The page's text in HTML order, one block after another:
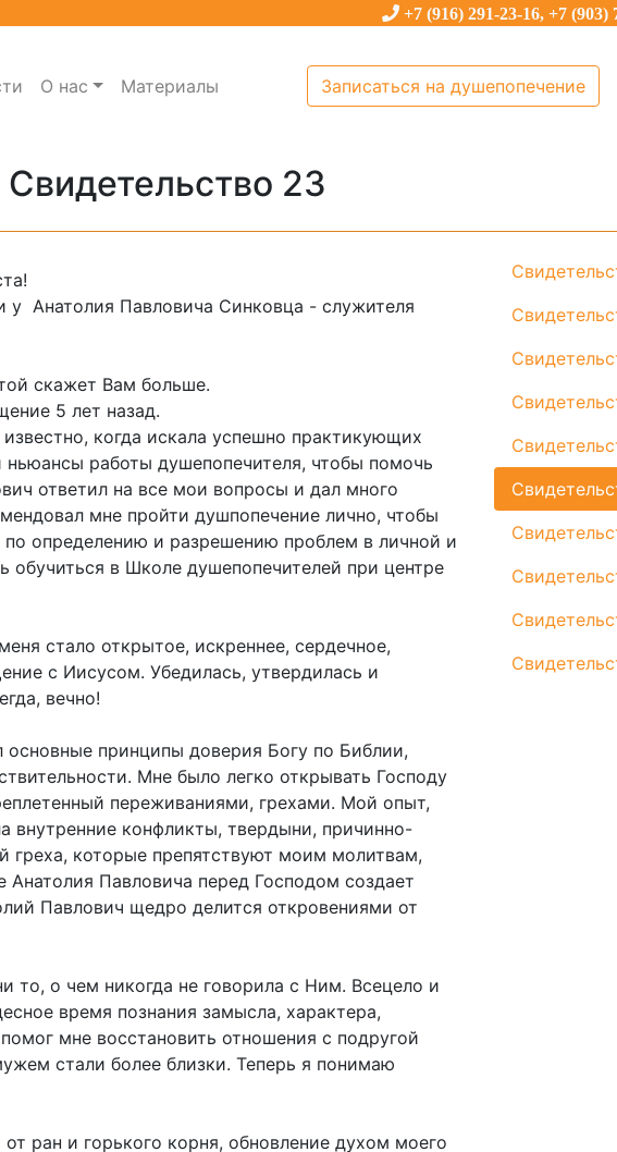
+7 (916) 291-23-16, +7 (903)
О нас Материалы Записаться на душепопечение
Свидетельство 23
Анатолия Павловича Синковца - служителя
скажет Вам больше.
5 лет назад.
когда искала успешно практикующих
работы душепопечителя, чтобы помочь
ответил на все мои вопросы и дал много
мне пройти душпопечение лично, чтобы
определению и разрешению проблем в личной и
в Школе душепопечителей при центре
стало открытое, искреннее, сердечное,
с Иисусом. Убедилась, утвердилась и
вечно!
принципы доверия Богу по Библии,
Мне было легко открывать Господу
переживаниями, грехами. Мой опыт,
внутренние конфликты, твердыни, причинно-
греха, которые препятствуют моим молитвам,
Анатолия Павловича перед Господом создает
Павлович щедро делится откровениями от
то, о чем никогда не говорила с Ним. Всецело и
время познания замысла, характера,
мне восстановить отношения с подругой
стали более близки. Теперь я понимаю
ран и горького корня, обновление духом моего